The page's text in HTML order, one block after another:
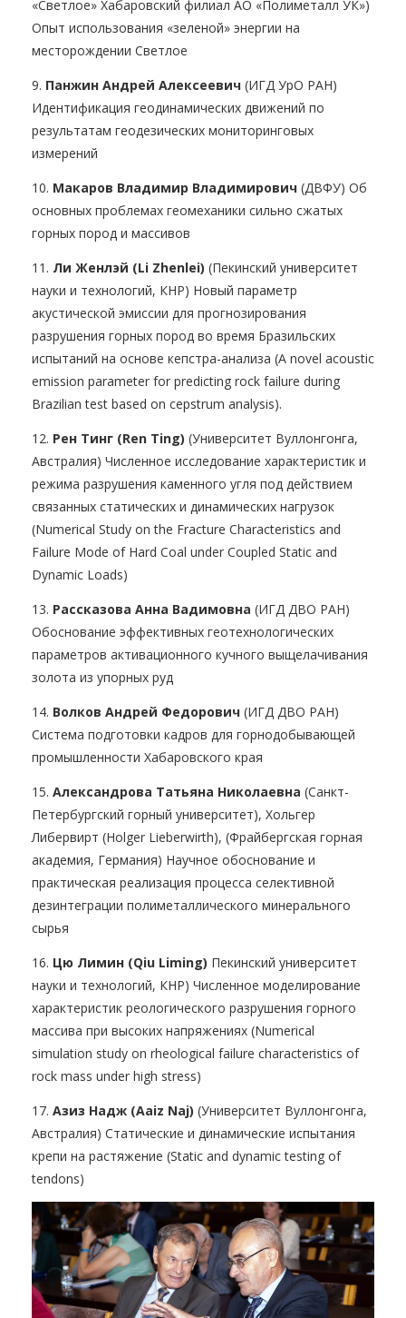
«Светлое» Хабаровский филиал АО «Полиметалл УК»)
Опыт использования «зеленой» энергии на
месторождении Светлое
9. Панжин Андрей Алексеевич (ИГД УрО РАН)
Идентификация геодинамических движений по
результатам геодезических мониторинговых
измерений
10. Макаров Владимир Владимирович (ДВФУ) Об
основных проблемах геомеханики сильно сжатых
горных пород и массивов
11. Ли Женлэй (Li Zhenlei) (Пекинский университет
науки и технологий, КНР) Новый параметр
акустической эмиссии для прогнозирования
разрушения горных пород во время Бразильских
испытаний на основе кепстра-анализа (A novel acoustic
emission parameter for predicting rock failure during
Brazilian test based on cepstrum analysis).
12. Рен Тинг (Ren Ting) (Университет Вуллонгонга,
Австралия) Численное исследование характеристик и
режима разрушения каменного угля под действием
связанных статических и динамических нагрузок
(Numerical Study on the Fracture Characteristics and
Failure Mode of Hard Coal under Coupled Static and
Dynamic Loads)
13. Рассказова Анна Вадимовна (ИГД ДВО РАН)
Обоснование эффективных геотехнологических
параметров активационного кучного выщелачивания
золота из упорных руд
14. Волков Андрей Федорович (ИГД ДВО РАН)
Система подготовки кадров для горнодобывающей
промышленности Хабаровского края
15. Александрова Татьяна Николаевна (Санкт-
Петербургский горный университет), Хольгер
Либервирт (Holger Lieberwirth), (Фрайбергская горная
академия, Германия) Научное обоснование и
практическая реализация процесса селективной
дезинтеграции полиметаллического минерального
сырья
16. Цю Лимин (Qiu Liming) Пекинский университет
науки и технологий, КНР) Численное моделирование
характеристик реологического разрушения горного
массива при высоких напряжениях (Numerical
simulation study on rheological failure characteristics of
rock mass under high stress)
17. Азиз Надж (Aaiz Naj) (Университет Вуллонгонга,
Австралия) Статические и динамические испытания
крепи на растяжение (Static and dynamic testing of
tendons)